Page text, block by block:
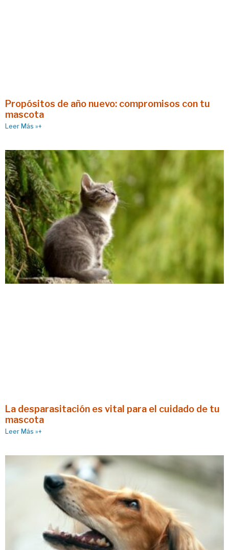
Propósitos de año nuevo: compromisos con tu
mascota
Leer Más »+
La desparasitación es vital para el cuidado de tu
mascota
Leer Más »+